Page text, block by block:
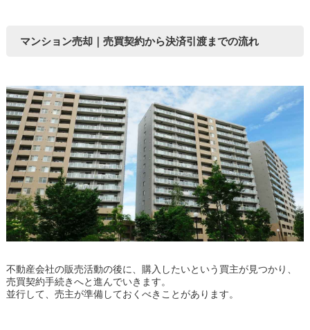
マンション売却｜売買契約から決済引渡までの流れ
不動産会社の販売活動の後に、購入したいという買主が見つかり、
売買契約手続きへと進んでいきます。
並行して、売主が準備しておくべきことがあります。